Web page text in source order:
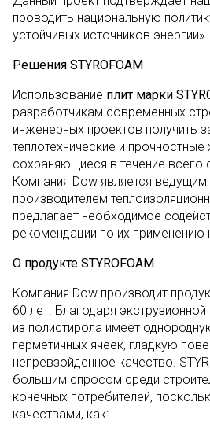
проводить национальную
устойчивых источников энергии».
Решения STYROFOAM
Использование плит марки
разработчикам современных
инженерных проектов получить
теплотехнические и прочностные
сохраняющиеся в течение всего
Компания Dow является
производителем
предлагает необходимое
рекомендации по их применению
О продукте STYROFOAM
Компания Dow производит
60 лет. Благодаря
из полистирола имеет
герметичных ячеек, гладкую
непревзойденное качество.
большим спросом среди
конечных потребителей,
качествами, как: